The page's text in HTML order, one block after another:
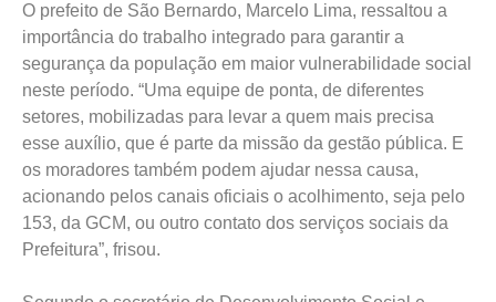
O prefeito de São Bernardo, Marcelo Lima, ressaltou a
importância do trabalho integrado para garantir a
segurança da população em maior vulnerabilidade social
neste período. “Uma equipe de ponta, de diferentes
setores, mobilizadas para levar a quem mais precisa
esse auxílio, que é parte da missão da gestão pública. E
os moradores também podem ajudar nessa causa,
acionando pelos canais oficiais o acolhimento, seja pelo
153, da GCM, ou outro contato dos serviços sociais da
Prefeitura”, frisou.